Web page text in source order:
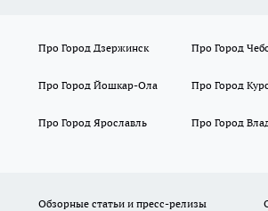
Про Город Дзержинск Про Город
Про Город Йошкар-Ола Про Город
Про Город Ярославль Про Город
Обзорные статьи и пресс-релизы